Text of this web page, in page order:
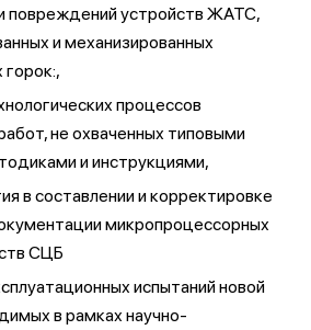
повреждений устройств ЖАТС,
и механизированных
процессов
не охваченных типовыми
и инструкциями,
в составлении и корректировке
микропроцессорных
СЦБ
испытаний новой
в рамках научно-